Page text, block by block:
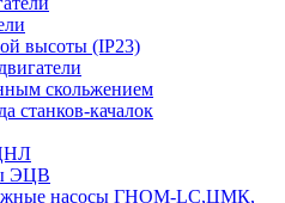
высоты (IP23)
скольжением
станков-качалок
ЭЦВ
насосы ГНОМ-LC,ЦМК,